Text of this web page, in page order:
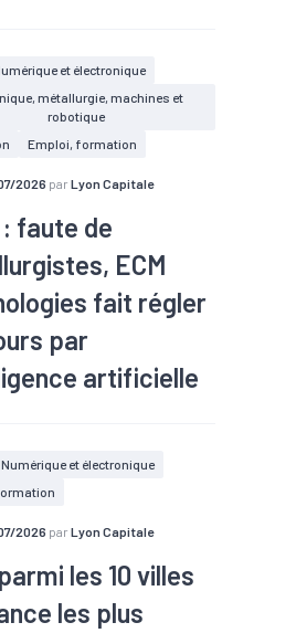
et électronique
métallurgie, machines et
robotique
Emploi, formation
2026 par Lyon Capitale
faute de
ECM
fait régler
par
artificielle
artificielle le 10 juillet.
démonstration
se cache une pénurie
française préfère
Numérique et électronique
2026 par Lyon Capitale
les 10 villes
les plus